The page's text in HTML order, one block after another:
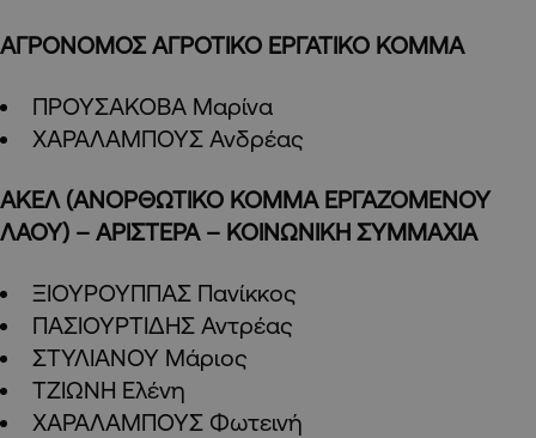
ΑΓΡΟΝΟΜΟΣ ΑΓΡΟΤΙΚΟ ΕΡΓΑΤΙΚΟ ΚΟΜΜΑ
ΠΡΟΥΣΑΚΟΒΑ Μαρίνα
ΧΑΡΑΛΑΜΠΟΥΣ Ανδρέας
ΑΚΕΛ (ΑΝΟΡΘΩΤΙΚΟ ΚΟΜΜΑ ΕΡΓΑΖΟΜΕΝΟΥ
ΛΑΟΥ) – ΑΡΙΣΤΕΡΑ – ΚΟΙΝΩΝΙΚΗ ΣΥΜΜΑΧΙΑ
ΞΙΟΥΡΟΥΠΠΑΣ Πανίκκος
ΠΑΣΙΟΥΡΤΙΔΗΣ Αντρέας
ΣΤΥΛΙΑΝΟΥ Μάριος
ΤΖΙΩΝΗ Ελένη
ΧΑΡΑΛΑΜΠΟΥΣ Φωτεινή